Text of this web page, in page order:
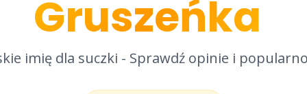
Gruszeńka
imię dla suczki - Sprawdź opinie i